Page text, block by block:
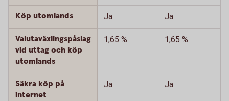
Köp utomlands Ja Ja
Valutaväxlingspåslag
vid uttag och köp
utomlands
1,65 % 1,65 %
Säkra köp på
internet
Ja Ja